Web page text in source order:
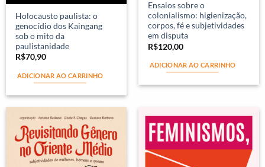
Holocausto paulista: o
genocídio dos Kaingang
sob o mito da
paulistanidade
R$70,90
ADICIONAR AO CARRINHO
Ensaios sobre o
colonialismo: higienização,
corpos, fé e subjetividades
em disputa
R$120,00
ADICIONAR AO CARRINHO